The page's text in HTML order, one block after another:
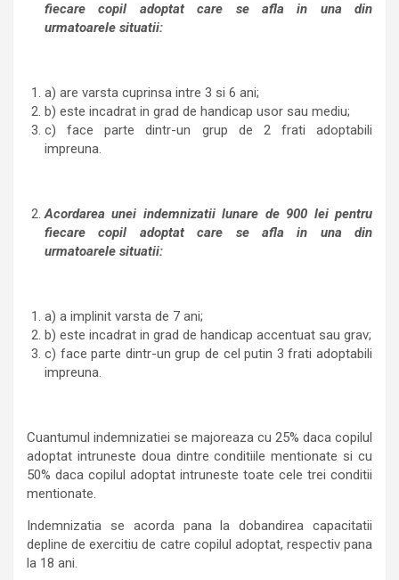
fiecare copil adoptat care se afla in una din
urmatoarele situatii:
a) are varsta cuprinsa intre 3 si 6 ani;
b) este incadrat in grad de handicap usor sau mediu;
c) face parte dintr-un grup de 2 frati adoptabili
impreuna.
Acordarea unei indemnizatii lunare de 900 lei pentru
fiecare copil adoptat care se afla in una din
urmatoarele situatii:
a) a implinit varsta de 7 ani;
b) este incadrat in grad de handicap accentuat sau grav;
c) face parte dintr-un grup de cel putin 3 frati adoptabili
impreuna.
Cuantumul indemnizatiei se majoreaza cu 25% daca copilul
adoptat intruneste doua dintre conditiile mentionate si cu
50% daca copilul adoptat intruneste toate cele trei conditii
mentionate.
Indemnizatia se acorda pana la dobandirea capacitatii
depline de exercitiu de catre copilul adoptat, respectiv pana
la 18 ani.